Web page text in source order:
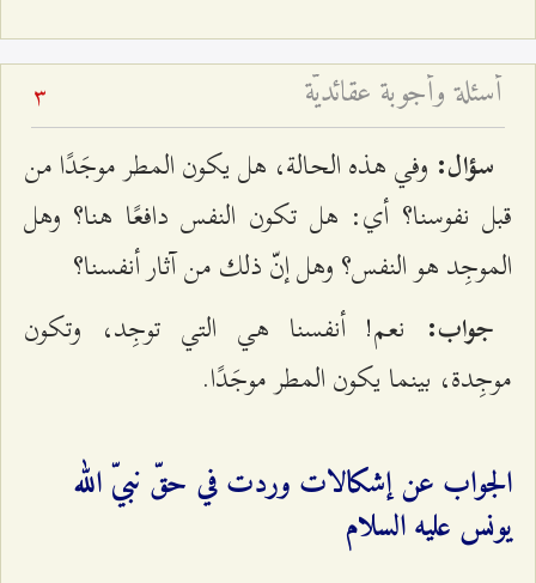
أسئلة وأجوبة عقائديّة 3
سؤال: وفي هذه الحالة، هل يكون المطر موجَدًا من
قبل نفوسنا؟ أي: هل تكون النفس دافعًا هنا؟ وهل
الموجِد هو النفس؟ وهل إنّ ذلك من آثار أنفسنا؟
جواب: نعم! أنفسنا هي التي توجِد، وتكون
موجِدة، بينما يكون المطر موجَدًا.
الجواب عن إشكالات وردت في حقّ نبيّ الله
يونس عليه السلام